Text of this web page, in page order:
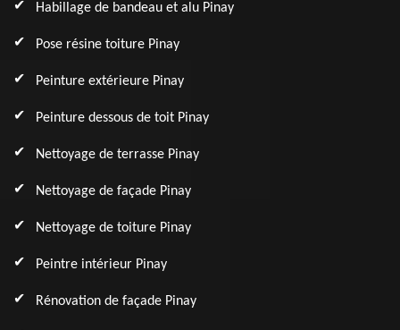
Habillage de bandeau et alu Pinay
Pose résine toiture Pinay
Peinture extérieure Pinay
Peinture dessous de toit Pinay
Nettoyage de terrasse Pinay
Nettoyage de façade Pinay
Nettoyage de toiture Pinay
Peintre intérieur Pinay
Rénovation de façade Pinay